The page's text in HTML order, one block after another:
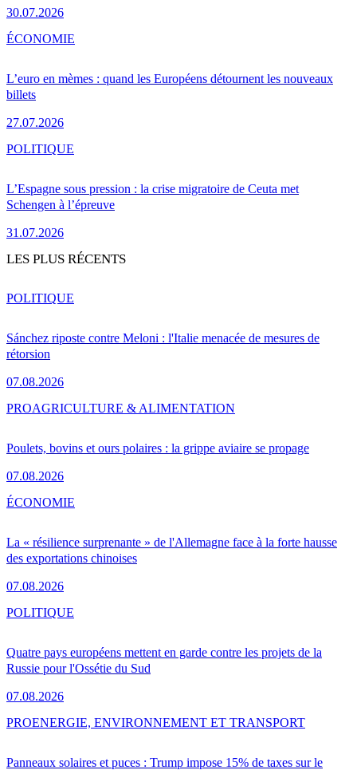
30.07.2026
L’euro en mèmes : quand les Européens détournent les nouveaux
billets
27.07.2026
ÉCONOMIE
L’Espagne sous pression : la crise migratoire de Ceuta met
Schengen à l’épreuve
31.07.2026
POLITIQUE
LES PLUS RÉCENTS
Sánchez riposte contre Meloni : l'Italie menacée de mesures de
rétorsion
07.08.2026
POLITIQUE
Poulets, bovins et ours polaires : la grippe aviaire se propage
07.08.2026
PROAGRICULTURE & ALIMENTATION
La « résilience surprenante » de l'Allemagne face à la forte hausse
des exportations chinoises
07.08.2026
ÉCONOMIE
Quatre pays européens mettent en garde contre les projets de la
Russie pour l'Ossétie du Sud
07.08.2026
POLITIQUE
Panneaux solaires et puces : Trump impose 15% de taxes sur le
PROENERGIE, ENVIRONNEMENT ET TRANSPORT